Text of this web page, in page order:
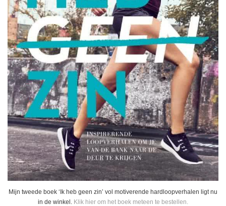
Mijn tweede boek ‘Ik heb geen zin’ vol motiverende hardloopverhalen ligt nu
in de winkel. Klik hier om het boek meteen te bestellen.